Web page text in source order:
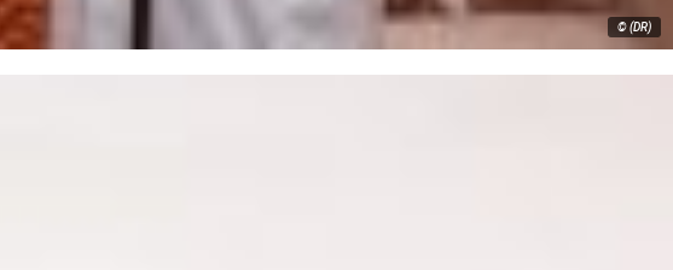
© (DR)